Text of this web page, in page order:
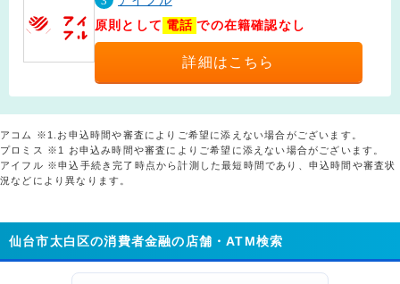
原則として 電話 での在籍確認なし
詳細はこちら
アコム ※1.お申込時間や審査によりご希望に添えない場合がございます。
プロミス ※1 お申込み時間や審査によりご希望に添えない場合がございます。
アイフル ※申込手続き完了時点から計測した最短時間であり、申込時間や審査状
況などにより異なります。
仙台市太白区の消費者金融の店舗・ATM検索